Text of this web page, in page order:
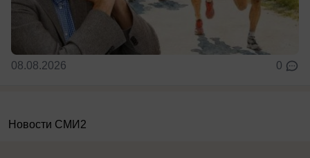
08.08.2026 0
Новости СМИ2